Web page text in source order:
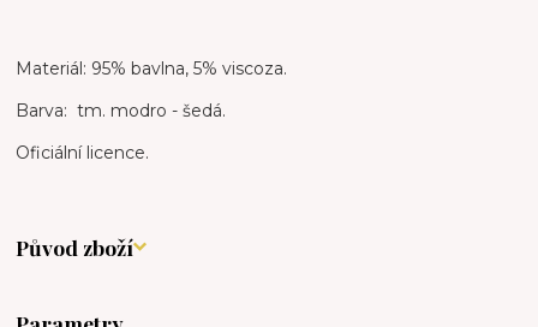
Materiál: 95% bavlna, 5% viscoza.
Barva: tm. modro - šedá.
Oficiální licence.
Původ zboží